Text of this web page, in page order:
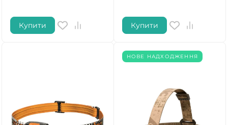
Купити Купити
НОВЕ НАДХОДЖЕННЯ